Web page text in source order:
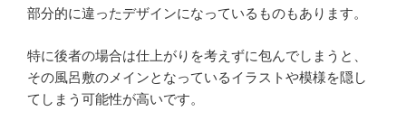
部分的に違ったデザインになっているものもあります。
特に後者の場合は仕上がりを考えずに包んでしまうと、
その風呂敷のメインとなっているイラストや模様を隠し
てしまう可能性が高いです。